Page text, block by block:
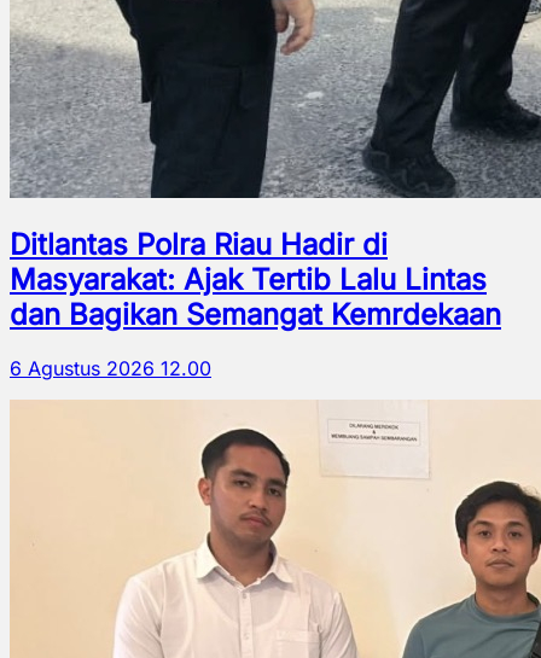
Ditlantas Polra Riau Hadir di
Masyarakat: Ajak Tertib Lalu Lintas
dan Bagikan Semangat Kemrdekaan
6 Agustus 2026 12.00